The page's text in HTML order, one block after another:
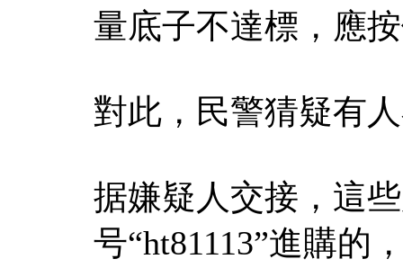
量底子不達標，應
對此，民警猜疑有
据嫌疑人交接，這
号“ht81113”進購的